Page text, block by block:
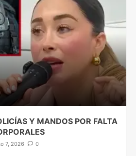
Y MANDOS POR FALTA
7, 2026 0